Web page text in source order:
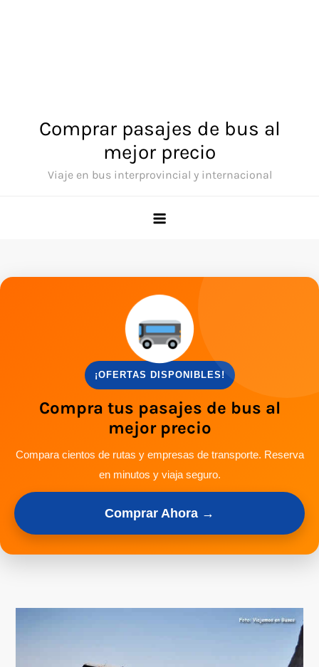
Comprar pasajes de bus al
mejor precio
Viaje en bus interprovincial y internacional
¡OFERTAS DISPONIBLES!
Compra tus pasajes de bus al
mejor precio
Compara cientos de rutas y empresas de transporte. Reserva
en minutos y viaja seguro.
Comprar Ahora →